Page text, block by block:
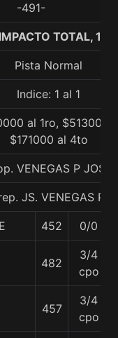
-491-
TOTAL,
Pista Normal
Indice: 1 al 1
al 1ro,
$171000 al 4to
VENEGAS P JOSE
JS. VENEGAS P.
452 0/0
482
3/4
cpo
457
3/4
cpo